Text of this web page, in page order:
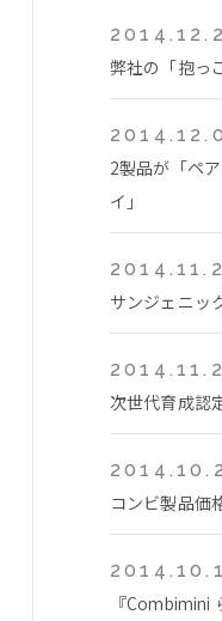
弊社の「抱っ
2製品が「ペ
イ」
サンジェニッ
次世代育成認
コンビ製品価
『Combimini